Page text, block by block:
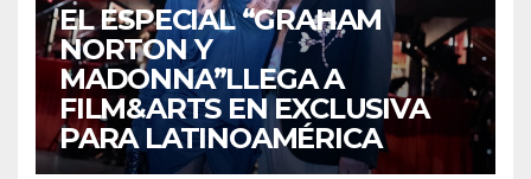
EL ESPECIAL “GRAHAM
NORTON Y
MADONNA”LLEGA A
FILM&ARTS EN EXCLUSIVA
PARA LATINOAMÉRICA